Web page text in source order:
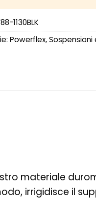
1130BLK
Powerflex,Sospensioni
materiale
irrigidisce il